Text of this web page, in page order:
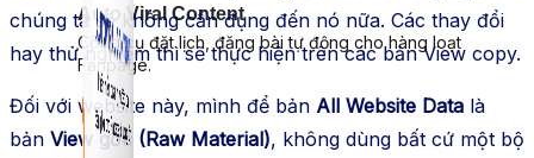
Auto Viral Content
Công cụ đặt lịch, đăng bài tự động cho hàng loạt
Fanpage.
chúng ta sẽ không cần đụng đến nó nữa. Các thay đổi
hay thử nghiệm thì sẽ thực hiện trên các bản View copy.
Đối với website này, mình để bản All Website Data là
bản View gốc (Raw Material), không dùng bất cứ một bộ